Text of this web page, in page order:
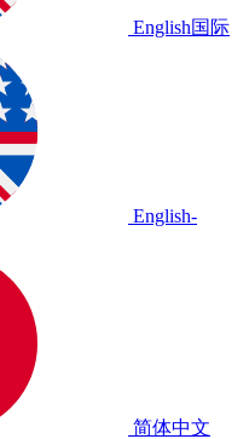
English国际
English-
简体中文